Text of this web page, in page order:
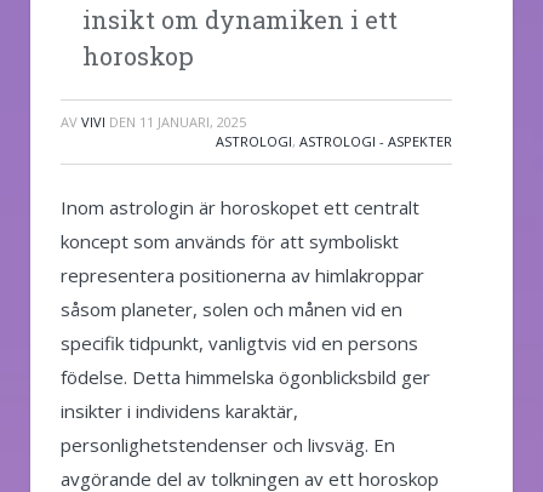
insikt om dynamiken i ett
horoskop
AV VIVI DEN 11 JANUARI, 2025
ASTROLOGI, ASTROLOGI - ASPEKTER
Inom astrologin är horoskopet ett centralt
koncept som används för att symboliskt
representera positionerna av himlakroppar
såsom planeter, solen och månen vid en
specifik tidpunkt, vanligtvis vid en persons
födelse. Detta himmelska ögonblicksbild ger
insikter i individens karaktär,
personlighetstendenser och livsväg. En
avgörande del av tolkningen av ett horoskop